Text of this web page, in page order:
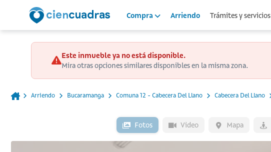
Compra Arriendo Trámites y servicios
Este inmueble ya no está disponible.
Mira otras opciones similares disponibles en la misma zona.
Arriendo Bucaramanga Comuna 12 - Cabecera Del Llano Cabecera Del Llano
Fotos Video Mapa